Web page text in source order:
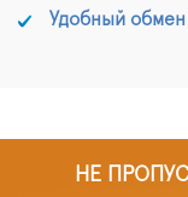
Удобный обмен
НЕ